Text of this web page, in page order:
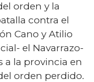
orden y la
contra el
Cano y Atilio
el Navarrazo-
a la provincia en
orden perdido.